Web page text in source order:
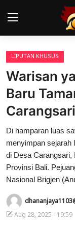
Home
Pura
Desa Adat
Tradisi
Kearifan lokal
Alam Bali
Seni
Kisah
LIPUTAN KHUSUS
Warisan
Baru
Carangsari
Di hamparan luas
menyimpan sejarah
di Desa Carangsari,
Provinsi Bali.
Nasional Brigjen
Aug 28, 2025 - 19:59